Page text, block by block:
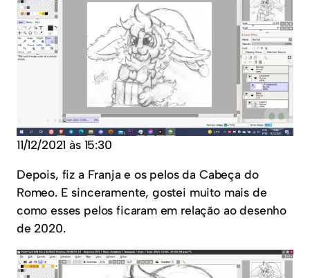
11/12/2021 às 15:30
Depois, fiz a Franja e os pelos da Cabeça do
Romeo. E sinceramente, gostei muito mais de
como esses pelos ficaram em relação ao desenho
de 2020.